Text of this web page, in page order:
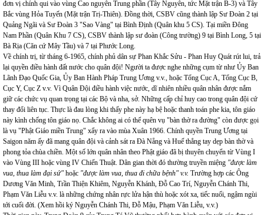
đơn vị chính qui vào vùng Cao nguyên Trung phần (Tây Nguyên, tức Mặt trận B-3) và Tây
Bắc vùng Hỏa Tuyến (Mặt trận Trị-Thiên). Đồng thời, CSBV cũng thành lập Sư Đoàn 2 tại
Quảng Ngãi và Sư Đoàn 3 "Sao Vàng" tại Bình Định (Quân khu 5 CS). Tại miền Đông
Nam Phần (Quân Khu 7 CS), CSBV thành lập sư đoàn (Công trường) 9 tại Bình Long, 5 tại
Bà Rịa (Căn cứ Mây Tầu) và 7 tại Phước Long.
Về chính trị, từ tháng 6-1965, chính phủ dân sự Phan Khắc Sửu - Phan Huy Quát rút lui, trả
lại quyền điều hành đất nước cho quân đội! Người ta được nghe những cụm từ như Ủy Ban
Lãnh Đạo Quốc Gia, Ủy Ban Hành Pháp Trung Ương v.v., hoặc Tổng Cục A, Tổng Cục B,
Cục Y, Cục Z v.v. Vì Quân Đội điều hành việc nước, dĩ nhiên nhiều quân nhân được nắm
giữ các chức vụ quan trọng tại các Bộ và nha, sở. Những cấp chỉ huy cao trong quân đội cứ
thay đổi liên tục. Thực là đau lòng khi thấy phe này hạ bệ hoặc thanh toán phe kia, tôn giáo
này kình chống tôn giáo nọ. Chắc không ai có thể quên vụ "bàn thờ ra đường" còn được gọi
là vụ "Phật Giáo miền Trung" xẩy ra vào mùa Xuân 1966. Chính quyền Trung Ương tại
Saigon năm ấy đã mang quân đội và cảnh sát ra Đà Nẵng và Huế thẳng tay dẹp bàn thờ và
phong tỏa chùa chiền. Một số lớn quân nhân theo Phật giáo đã bị thuyên chuyển từ Vùng I
vào Vùng III hoặc vùng IV Chiến Thuật. Dân gian thời đó thường truyền miệng "được làm
vua, thua làm đại sứ" hoặc "được làm vua, thua đi chữa bệnh" v.v. Trường hợp các Ông
Dương Văn Minh, Trần Thiện Khiêm, Nguyễn Khánh, Đỗ Cao Trí, Nguyễn Chánh Thi,
Phạm Văn Liễu v.v. là những chứng nhân rực lửa hận thù hoặc xót xa, tiếc nuối, ngậm ngùi
tới cuối đời. (Xem hồi ký Nguyễn Chánh Thi, Đỗ Mậu, Phạm Văn Liễu, v.v.)